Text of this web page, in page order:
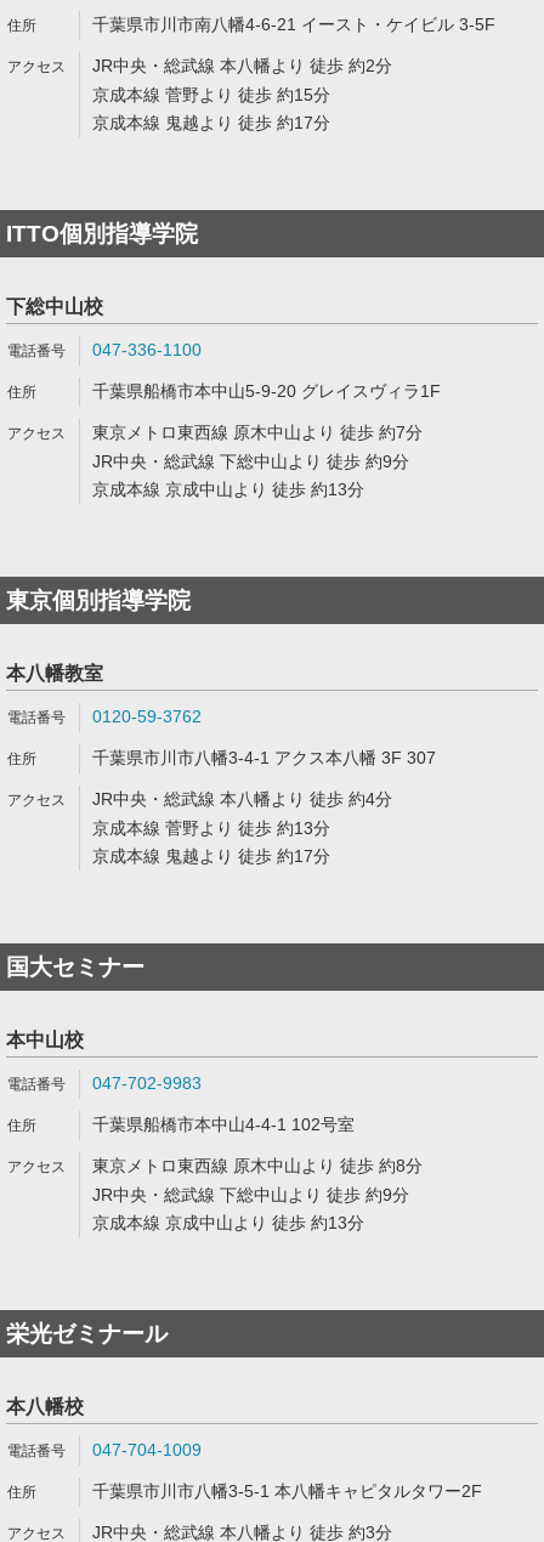
千葉県市川市南八幡4-6-21 イースト・ケイビル 3-5F
JR中央・総武線 本八幡より 徒歩 約2分
京成本線 菅野より 徒歩 約15分
京成本線 鬼越より 徒歩 約17分
ITTO個別指導学院
下総中山校
047-336-1100
千葉県船橋市本中山5-9-20 グレイスヴィラ1F
東京メトロ東西線 原木中山より 徒歩 約7分
JR中央・総武線 下総中山より 徒歩 約9分
京成本線 京成中山より 徒歩 約13分
東京個別指導学院
本八幡教室
0120-59-3762
千葉県市川市八幡3-4-1 アクス本八幡 3F 307
JR中央・総武線 本八幡より 徒歩 約4分
京成本線 菅野より 徒歩 約13分
京成本線 鬼越より 徒歩 約17分
国大セミナー
本中山校
047-702-9983
千葉県船橋市本中山4-4-1 102号室
東京メトロ東西線 原木中山より 徒歩 約8分
JR中央・総武線 下総中山より 徒歩 約9分
京成本線 京成中山より 徒歩 約13分
栄光ゼミナール
本八幡校
047-704-1009
千葉県市川市八幡3-5-1 本八幡キャピタルタワー2F
JR中央・総武線 本八幡より 徒歩 約3分